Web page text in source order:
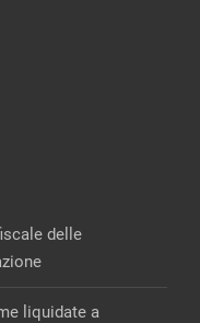
delle
liquidate a